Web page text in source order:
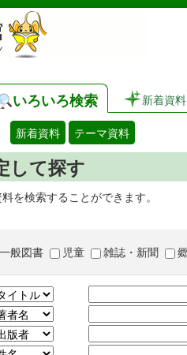
いろいろ検索 新着資料
新着資料 テーマ資料
して探す
を検索することができます。
一般図書 児童 雑誌・新聞